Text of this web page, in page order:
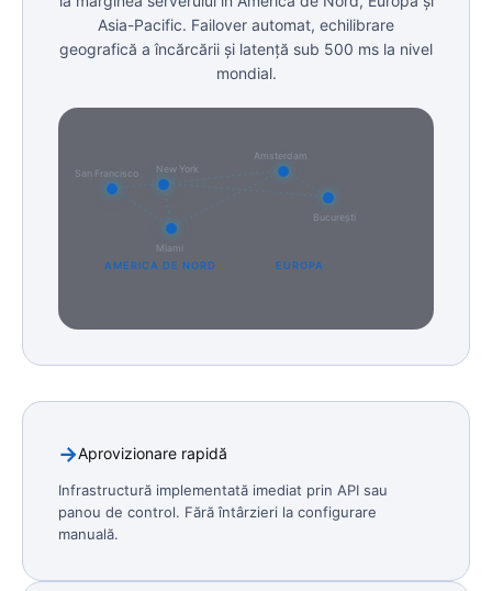
Asia-Pacific. Failover automat, echilibrare
geografică a încărcării și latență sub 500 ms la nivel
mondial.
San Francisco New York
Miami
Amsterdam
București
AMERICA DE NORD EUROPA
Aprovizionare rapidă
Infrastructură implementată imediat prin API sau
panou de control. Fără întârzieri la configurare
manuală.